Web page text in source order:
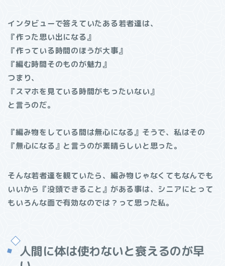
インタビューで答えていたある若者達は、
『作った思い出になる』
『作っている時間のほうが大事』
『編む時間そのものが魅力』
つまり、
『スマホを見ている時間がもったいない』
と言うのだ。
『編み物をしている間は無心になる』そうで、私はその
『無心になる』と言うのが素晴らしいと思った。
そんな若者達を観ていたら、編み物じゃなくてもなんでも
いいから『没頭できること』がある事は、シニアにとって
もいろんな面で有効なのでは？って思った私。
人間に体は使わないと衰えるのが早